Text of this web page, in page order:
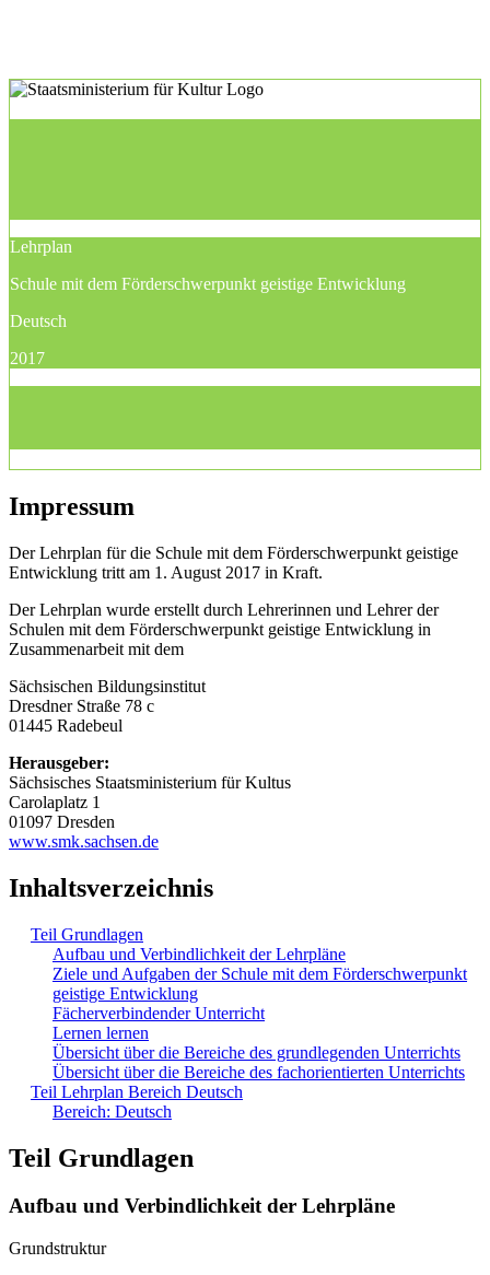
Lehrplan
Schule mit dem Förderschwerpunkt geistige Entwicklung
Deutsch
2017
Impressum
Der Lehrplan für die Schule mit dem Förderschwerpunkt geistige
Entwicklung tritt am 1. August 2017 in Kraft.
Der Lehrplan wurde erstellt durch Lehrerinnen und Lehrer der
Schulen mit dem Förderschwerpunkt geistige Entwicklung in
Zusammenarbeit mit dem
Sächsischen Bildungsinstitut
Dresdner Straße 78 c
01445 Radebeul
Herausgeber:
Sächsisches Staatsministerium für Kultus
Carolaplatz 1
01097 Dresden
www.smk.sachsen.de
Inhaltsverzeichnis
Teil Grundlagen
Aufbau und Verbindlichkeit der Lehrpläne
Ziele und Aufgaben der Schule mit dem Förderschwerpunkt
geistige Entwicklung
Fächerverbindender Unterricht
Lernen lernen
Übersicht über die Bereiche des grundlegenden Unterrichts
Übersicht über die Bereiche des fachorientierten Unterrichts
Teil Lehrplan Bereich Deutsch
Bereich: Deutsch
Teil Grundlagen
Aufbau und Verbindlichkeit der Lehrpläne
Grundstruktur